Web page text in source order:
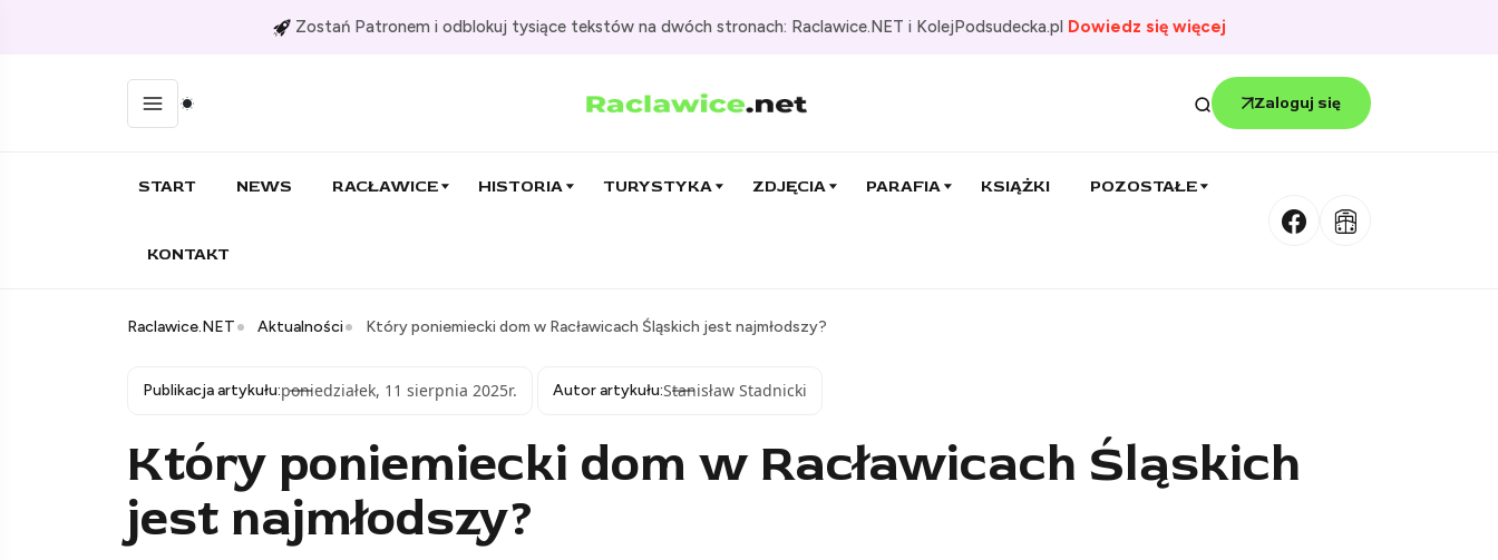
Zostań Patronem i odblokuj tysiące tekstów na dwóch stronach: Raclawice.NET i KolejPodsudecka.pl Dowiedz się więcej
Zaloguj się
START NEWS RACŁAWICE HISTORIA TURYSTYKA ZDJĘCIA PARAFIA KSIĄŻKI POZOSTAŁE
KONTAKT
Raclawice.NET Aktualności Który poniemiecki dom w Racławicach Śląskich jest najmłodszy?
Publikacja artykułu:poniedziałek, 11 sierpnia 2025r. Autor artykułu:Stanisław Stadnicki
Który poniemiecki dom w Racławicach Śląskich
jest najmłodszy?